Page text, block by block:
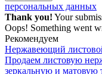
персональных данных
Thank you! Your
Oops! Something went
Рекомендуем
Нержавеющий
Продаем листовую
зеркальную и